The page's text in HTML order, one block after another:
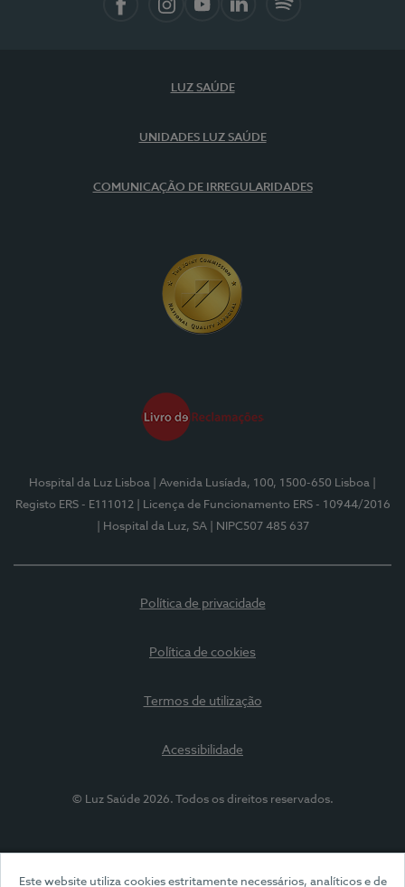
Este website utiliza cookies estritamente necessários, analíticos e de
LUZ SAÚDE
UNIDADES LUZ SAÚDE
COMUNICAÇÃO DE IRREGULARIDADES
Hospital da Luz Lisboa | Avenida Lusíada, 100, 1500-650 Lisboa
Registo ERS - E111012
| Licença de Funcionamento ERS - 10944/2016
| Hospital da Luz, SA
| NIPC507 485 637
Política de privacidade
Política de cookies
Termos de utilização
Acessibilidade
© Luz Saúde 2026. Todos os direitos reservados.